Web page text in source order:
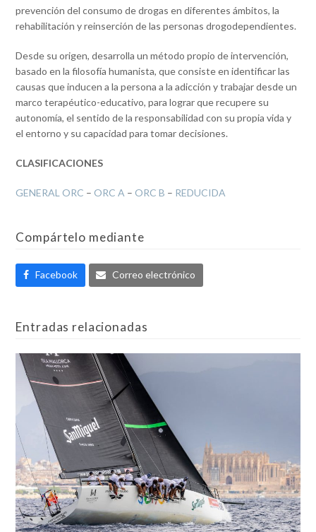
prevención del consumo de drogas en diferentes ámbitos, la
rehabilitación y reinserción de las personas drogodependientes.
Desde su origen, desarrolla un método propio de intervención,
basado en la filosofía humanista, que consiste en identificar las
causas que inducen a la persona a la adicción y trabajar desde un
marco terapéutico-educativo, para lograr que recupere su
autonomía, el sentido de la responsabilidad con su propia vida y
el entorno y su capacidad para tomar decisiones.
CLASIFICACIONES
GENERAL ORC – ORC A – ORC B – REDUCIDA
Compártelo mediante
Facebook Correo electrónico
Entradas relacionadas